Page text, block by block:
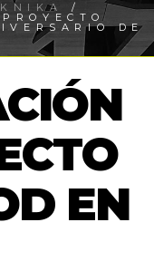
/
DE
EN